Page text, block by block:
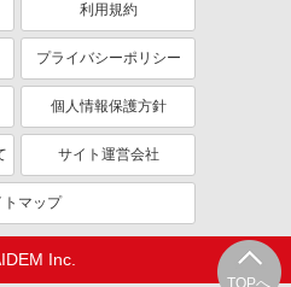
TOPへ
利用規約
プライバシーポリシー
個人情報保護方針
サイト運営会社
トマップ
Inc.